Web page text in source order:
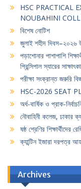
HSC PRACTICAL
NOUBAHINI
বিশেষ নোটিশ
জুলাই শহীদ দিবস–২০২৬
পড়াশোনার পাশাপাশি
প্রিন্সিপাল স্যারের
পরীক্ষা সংক্রান্ত জরুরি
HSC-2026 SEAT
অর্ধ-বার্ষিক ও প্রাক-
নৌবাহিনী কলেজ, ঢাকার
ষষ্ঠ শ্রেণির শিক্ষার্থীদের
ক্যান্টিন ইজারা দরপত্র
Archives